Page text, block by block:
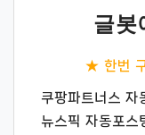
글봇
★ 한번
쿠팡파트너스 자
뉴스픽 자동포스